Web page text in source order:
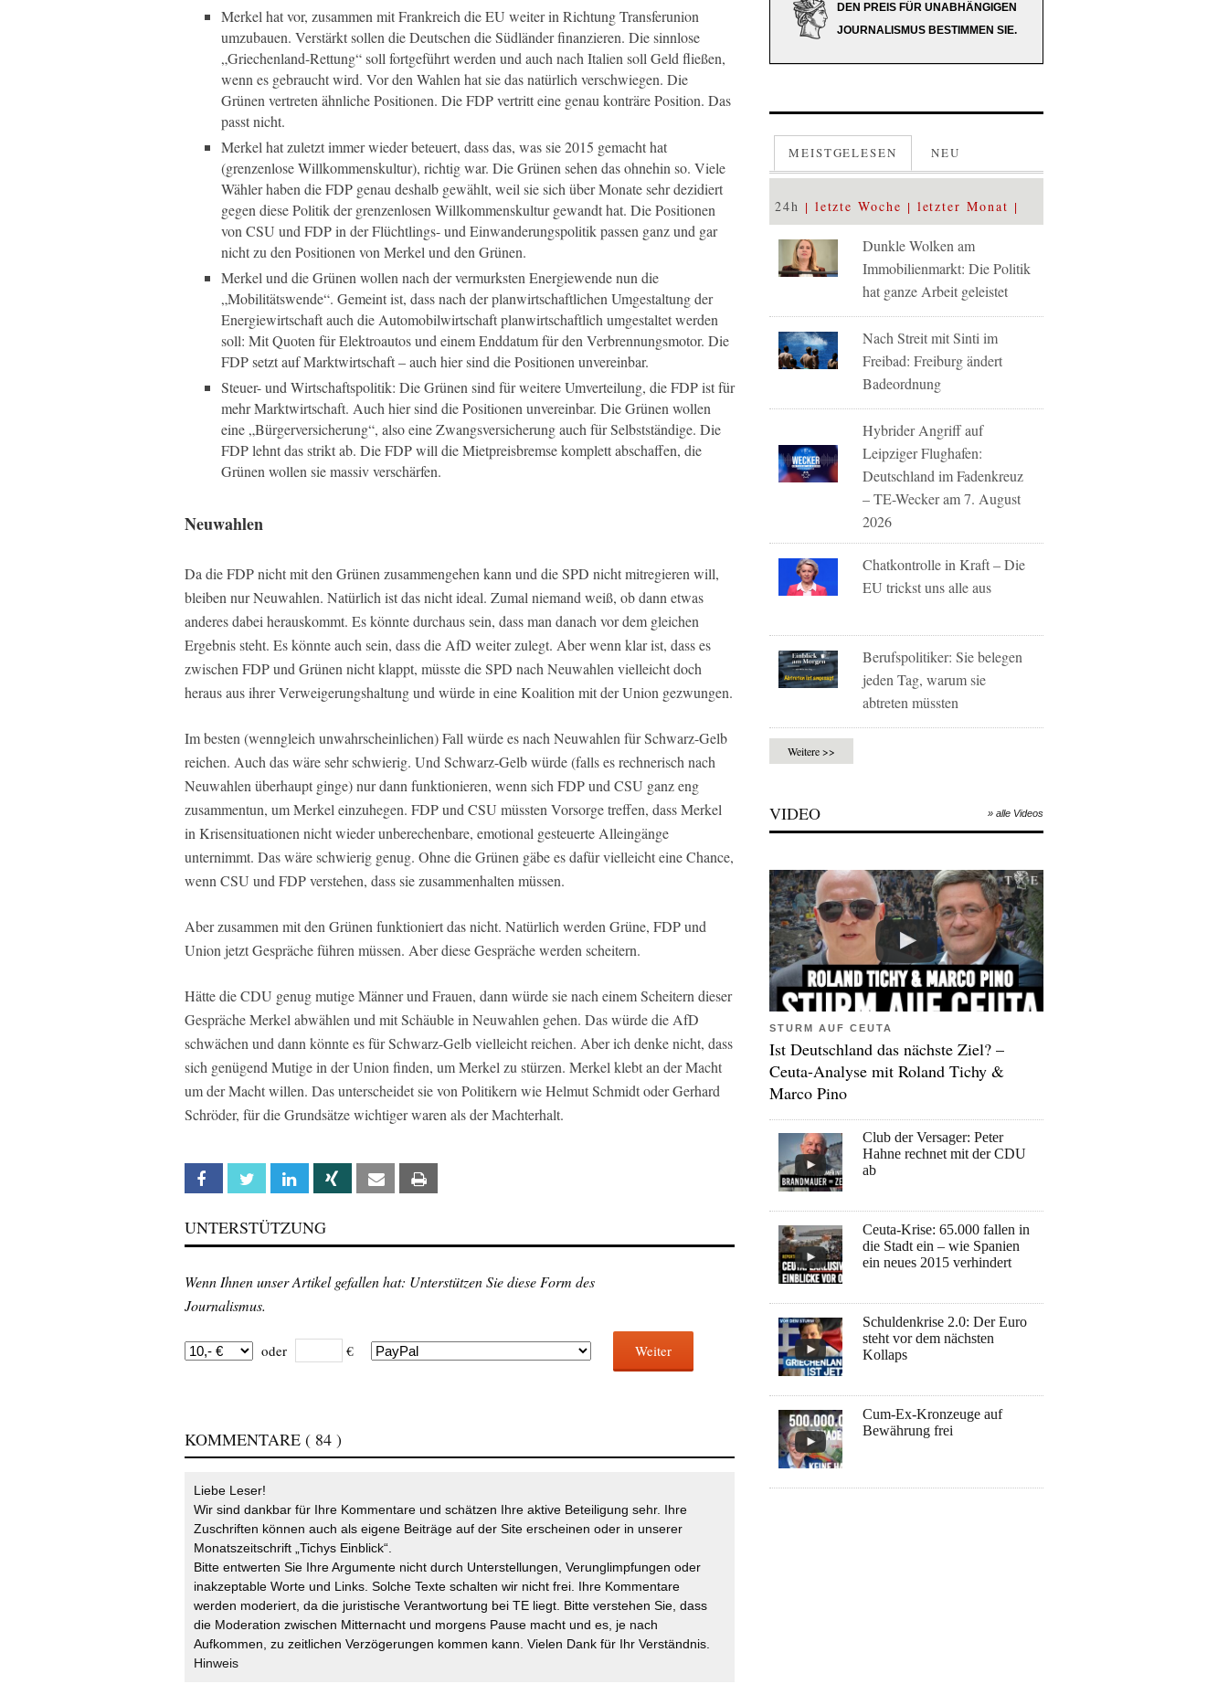
Merkel hat vor, zusammen mit Frankreich die EU weiter in Richtung Transferunion
umzubauen. Verstärkt sollen die Deutschen die Südländer finanzieren. Die sinnlose
„Griechenland-Rettung“ soll fortgeführt werden und auch nach Italien soll Geld fließen,
wenn es gebraucht wird. Vor den Wahlen hat sie das natürlich verschwiegen. Die
Grünen vertreten ähnliche Positionen. Die FDP vertritt eine genau konträre Position. Das
passt nicht.
Merkel hat zuletzt immer wieder beteuert, dass das, was sie 2015 gemacht hat
(grenzenlose Willkommenskultur), richtig war. Die Grünen sehen das ohnehin so. Viele
Wähler haben die FDP genau deshalb gewählt, weil sie sich über Monate sehr dezidiert
gegen diese Politik der grenzenlosen Willkommenskultur gewandt hat. Die Positionen
von CSU und FDP in der Flüchtlings- und Einwanderungspolitik passen ganz und gar
nicht zu den Positionen von Merkel und den Grünen.
Merkel und die Grünen wollen nach der vermurksten Energiewende nun die
„Mobilitätswende“. Gemeint ist, dass nach der planwirtschaftlichen Umgestaltung der
Energiewirtschaft auch die Automobilwirtschaft planwirtschaftlich umgestaltet werden
soll: Mit Quoten für Elektroautos und einem Enddatum für den Verbrennungsmotor. Die
FDP setzt auf Marktwirtschaft – auch hier sind die Positionen unvereinbar.
Steuer- und Wirtschaftspolitik: Die Grünen sind für weitere Umverteilung, die FDP ist für
mehr Marktwirtschaft. Auch hier sind die Positionen unvereinbar. Die Grünen wollen
eine „Bürgerversicherung“, also eine Zwangsversicherung auch für Selbstständige. Die
FDP lehnt das strikt ab. Die FDP will die Mietpreisbremse komplett abschaffen, die
Grünen wollen sie massiv verschärfen.
Neuwahlen
Da die FDP nicht mit den Grünen zusammengehen kann und die SPD nicht mitregieren will,
bleiben nur Neuwahlen. Natürlich ist das nicht ideal. Zumal niemand weiß, ob dann etwas
anderes dabei herauskommt. Es könnte durchaus sein, dass man danach vor dem gleichen
Ergebnis steht. Es könnte auch sein, dass die AfD weiter zulegt. Aber wenn klar ist, dass es
zwischen FDP und Grünen nicht klappt, müsste die SPD nach Neuwahlen vielleicht doch
heraus aus ihrer Verweigerungshaltung und würde in eine Koalition mit der Union gezwungen.
Im besten (wenngleich unwahrscheinlichen) Fall würde es nach Neuwahlen für Schwarz-Gelb
reichen. Auch das wäre sehr schwierig. Und Schwarz-Gelb würde (falls es rechnerisch nach
Neuwahlen überhaupt ginge) nur dann funktionieren, wenn sich FDP und CSU ganz eng
zusammentun, um Merkel einzuhegen. FDP und CSU müssten Vorsorge treffen, dass Merkel
in Krisensituationen nicht wieder unberechenbare, emotional gesteuerte Alleingänge
unternimmt. Das wäre schwierig genug. Ohne die Grünen gäbe es dafür vielleicht eine Chance,
wenn CSU und FDP verstehen, dass sie zusammenhalten müssen.
Aber zusammen mit den Grünen funktioniert das nicht. Natürlich werden Grüne, FDP und
Union jetzt Gespräche führen müssen. Aber diese Gespräche werden scheitern.
Hätte die CDU genug mutige Männer und Frauen, dann würde sie nach einem Scheitern dieser
Gespräche Merkel abwählen und mit Schäuble in Neuwahlen gehen. Das würde die AfD
schwächen und dann könnte es für Schwarz-Gelb vielleicht reichen. Aber ich denke nicht, dass
sich genügend Mutige in der Union finden, um Merkel zu stürzen. Merkel klebt an der Macht
um der Macht willen. Das unterscheidet sie von Politikern wie Helmut Schmidt oder Gerhard
Schröder, für die Grundsätze wichtiger waren als der Machterhalt.
Facebook Twitter Linkedin Xing Email
UNTERSTÜTZUNG
Wenn Ihnen unser Artikel gefallen hat: Unterstützen Sie diese Form des
Journalismus.
oder € Weiter
KOMMENTARE ( 84 )
Liebe Leser!
Wir sind dankbar für Ihre Kommentare und schätzen Ihre aktive Beteiligung sehr. Ihre
Zuschriften können auch als eigene Beiträge auf der Site erscheinen oder in unserer
Monatszeitschrift „Tichys Einblick“.
Bitte entwerten Sie Ihre Argumente nicht durch Unterstellungen, Verunglimpfungen oder
inakzeptable Worte und Links. Solche Texte schalten wir nicht frei. Ihre Kommentare
werden moderiert, da die juristische Verantwortung bei TE liegt. Bitte verstehen Sie, dass
die Moderation zwischen Mitternacht und morgens Pause macht und es, je nach
Aufkommen, zu zeitlichen Verzögerungen kommen kann. Vielen Dank für Ihr Verständnis.
Hinweis
DEN PREIS FÜR UNABHÄNGIGEN
JOURNALISMUS BESTIMMEN SIE.
MEISTGELESEN NEU
24h letzte Woche letzter Monat
Dunkle Wolken am
Immobilienmarkt: Die Politik
hat ganze Arbeit geleistet
Nach Streit mit Sinti im
Freibad: Freiburg ändert
Badeordnung
Hybrider Angriff auf
Leipziger Flughafen:
Deutschland im Fadenkreuz
– TE-Wecker am 7. August
2026
Chatkontrolle in Kraft – Die
EU trickst uns alle aus
Berufspolitiker: Sie belegen
jeden Tag, warum sie
abtreten müssten
Weitere >>
VIDEO » alle Videos
STURM AUF CEUTA
Ist Deutschland das nächste Ziel? –
Ceuta-Analyse mit Roland Tichy &
Marco Pino
Club der Versager: Peter
Hahne rechnet mit der CDU
ab
Ceuta-Krise: 65.000 fallen in
die Stadt ein – wie Spanien
ein neues 2015 verhindert
Schuldenkrise 2.0: Der Euro
steht vor dem nächsten
Kollaps
Cum-Ex-Kronzeuge auf
Bewährung frei